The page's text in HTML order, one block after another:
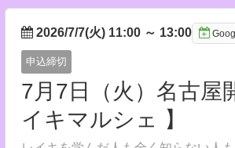
2026/7/7(火) 11:00 ～ 13:00
申込締切
7月7日（火）名古屋
イキマルシェ 】